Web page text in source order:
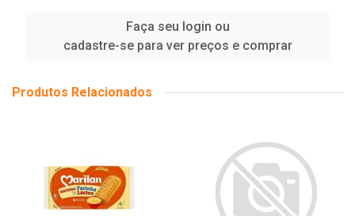
Faça seu login ou
cadastre-se para ver preços e comprar
Produtos Relacionados